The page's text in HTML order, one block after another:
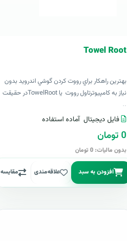
Towel Root
بهترين راهکار براي رووت کردن گوشي اندرويد بدون
نياز به کامپيوترتاول رووت يا TowelRootدر حقيقت
..
فایل دیجیتال آماده استفاده
0 تومان
بدون مالیات: 0 تومان
افزودن به سبد علاقه‌مندی مقایسه